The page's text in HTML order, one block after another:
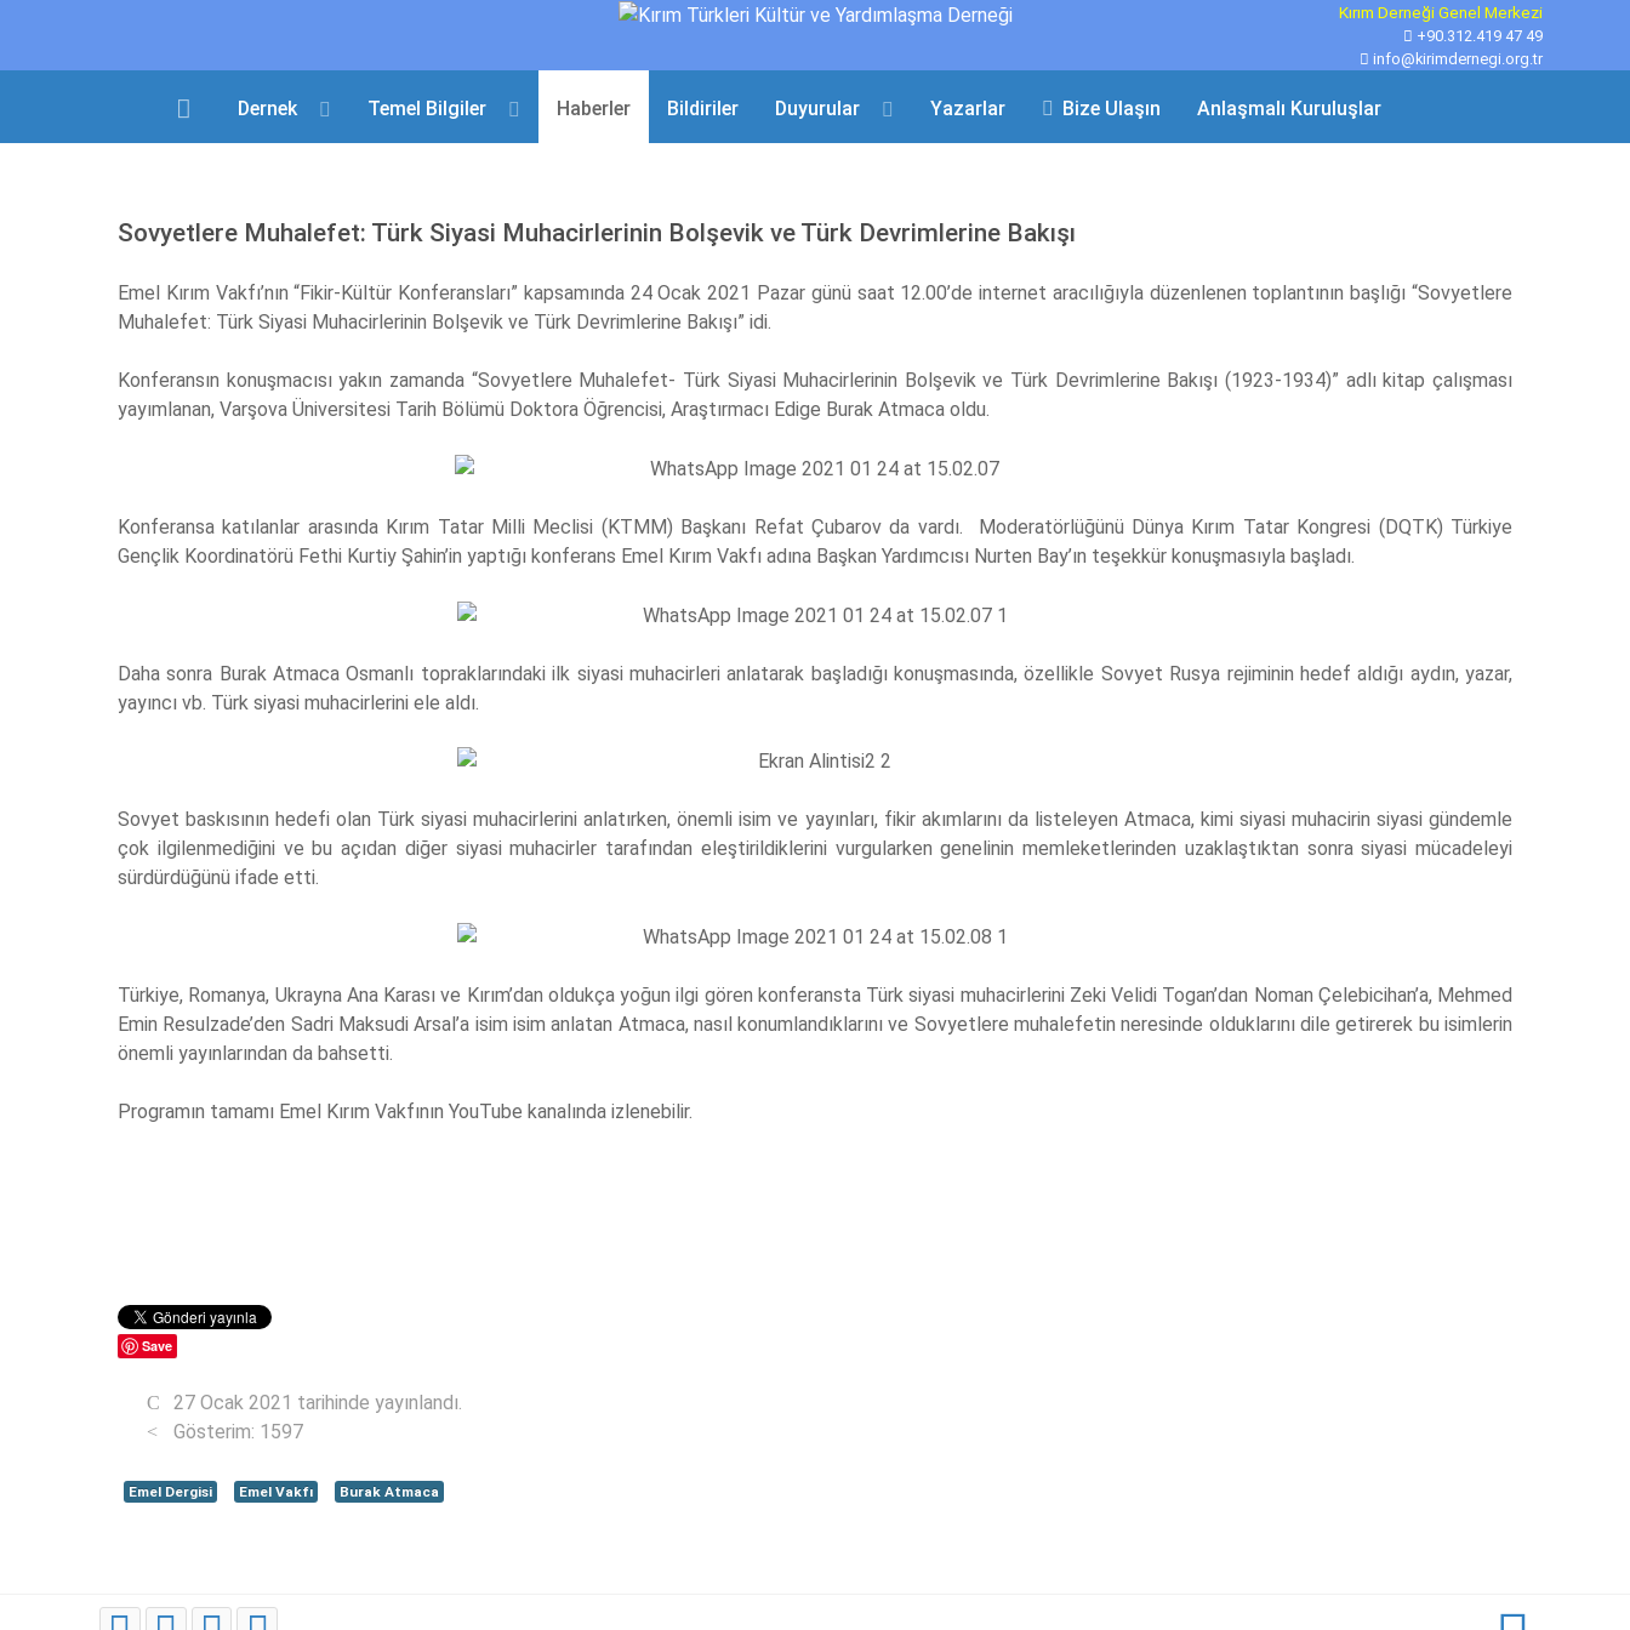
Kırım Derneği Genel Merkezi
+90.312.419 47 49
info@kirimdernegi.org.tr
Dernek Temel Bilgiler Haberler Bildiriler Duyurular Yazarlar Bize Ulaşın Anlaşmalı Kuruluşlar
Sovyetlere Muhalefet: Türk Siyasi Muhacirlerinin Bolşevik ve Türk Devrimlerine Bakışı
Emel Kırım Vakfı’nın “Fikir-Kültür Konferansları” kapsamında 24 Ocak 2021 Pazar günü saat 12.00’de internet aracılığıyla düzenlenen toplantının başlığı “Sovyetlere
Muhalefet: Türk Siyasi Muhacirlerinin Bolşevik ve Türk Devrimlerine Bakışı” idi.
Konferansın konuşmacısı yakın zamanda “Sovyetlere Muhalefet- Türk Siyasi Muhacirlerinin Bolşevik ve Türk Devrimlerine Bakışı (1923-1934)” adlı kitap çalışması
yayımlanan, Varşova Üniversitesi Tarih Bölümü Doktora Öğrencisi, Araştırmacı Edige Burak Atmaca oldu.
Konferansa katılanlar arasında Kırım Tatar Milli Meclisi (KTMM) Başkanı Refat Çubarov da vardı. Moderatörlüğünü Dünya Kırım Tatar Kongresi (DQTK) Türkiye
Gençlik Koordinatörü Fethi Kurtiy Şahin’in yaptığı konferans Emel Kırım Vakfı adına Başkan Yardımcısı Nurten Bay’ın teşekkür konuşmasıyla başladı.
Daha sonra Burak Atmaca Osmanlı topraklarındaki ilk siyasi muhacirleri anlatarak başladığı konuşmasında, özellikle Sovyet Rusya rejiminin hedef aldığı aydın, yazar,
yayıncı vb. Türk siyasi muhacirlerini ele aldı.
Sovyet baskısının hedefi olan Türk siyasi muhacirlerini anlatırken, önemli isim ve yayınları, fikir akımlarını da listeleyen Atmaca, kimi siyasi muhacirin siyasi gündemle
çok ilgilenmediğini ve bu açıdan diğer siyasi muhacirler tarafından eleştirildiklerini vurgularken genelinin memleketlerinden uzaklaştıktan sonra siyasi mücadeleyi
sürdürdüğünü ifade etti.
Türkiye, Romanya, Ukrayna Ana Karası ve Kırım’dan oldukça yoğun ilgi gören konferansta Türk siyasi muhacirlerini Zeki Velidi Togan’dan Noman Çelebicihan’a, Mehmed
Emin Resulzade’den Sadri Maksudi Arsal’a isim isim anlatan Atmaca, nasıl konumlandıklarını ve Sovyetlere muhalefetin neresinde olduklarını dile getirerek bu isimlerin
önemli yayınlarından da bahsetti.
Programın tamamı Emel Kırım Vakfının YouTube kanalında izlenebilir.
Save
27 Ocak 2021 tarihinde yayınlandı.
Gösterim: 1597
Emel Dergisi Emel Vakfı Burak Atmaca